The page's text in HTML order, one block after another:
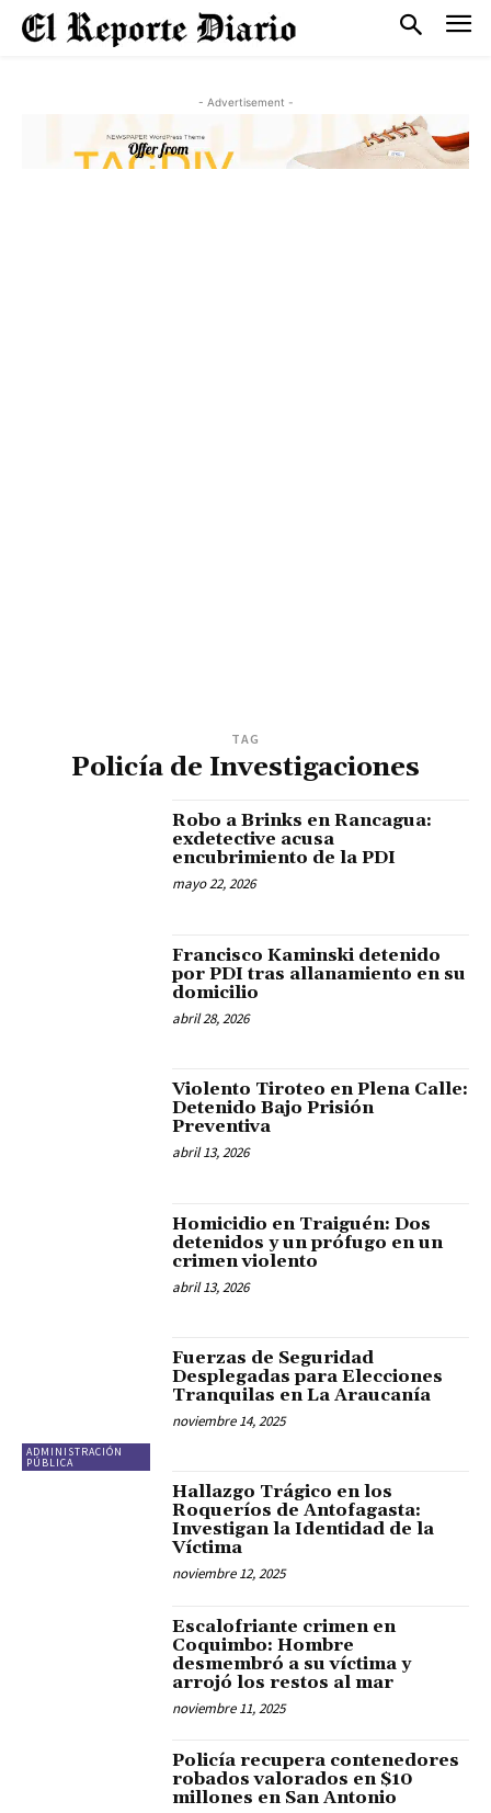
- Advertisement -
TAG
Policía de Investigaciones
Robo a Brinks en Rancagua:
exdetective acusa
encubrimiento de la PDI
mayo 22, 2026
Francisco Kaminski detenido
por PDI tras allanamiento en su
domicilio
abril 28, 2026
Violento Tiroteo en Plena Calle:
Detenido Bajo Prisión
Preventiva
abril 13, 2026
Homicidio en Traiguén: Dos
detenidos y un prófugo en un
crimen violento
abril 13, 2026
ADMINISTRACIÓN
PÚBLICA
Fuerzas de Seguridad
Desplegadas para Elecciones
Tranquilas en La Araucanía
noviembre 14, 2025
Hallazgo Trágico en los
Roqueríos de Antofagasta:
Investigan la Identidad de la
Víctima
noviembre 12, 2025
Escalofriante crimen en
Coquimbo: Hombre
desmembró a su víctima y
arrojó los restos al mar
noviembre 11, 2025
Policía recupera contenedores
robados valorados en $10
millones en San Antonio